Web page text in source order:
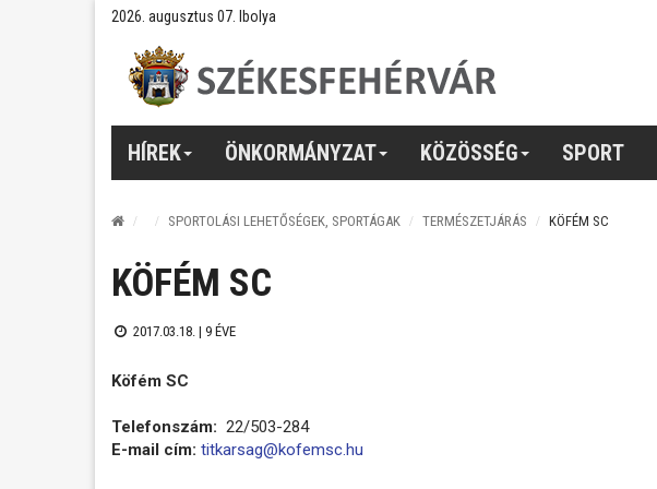
2026. augusztus 07. Ibolya
HÍREK ÖNKORMÁNYZAT KÖZÖSSÉG SPORT
SPORTOLÁSI LEHETŐSÉGEK, SPORTÁGAK TERMÉSZETJÁRÁS KÖFÉM SC
KÖFÉM SC
2017.03.18. | 9 ÉVE
Köfém SC
Telefonszám: 22/503-284
E-mail cím: titkarsag@kofemsc.hu